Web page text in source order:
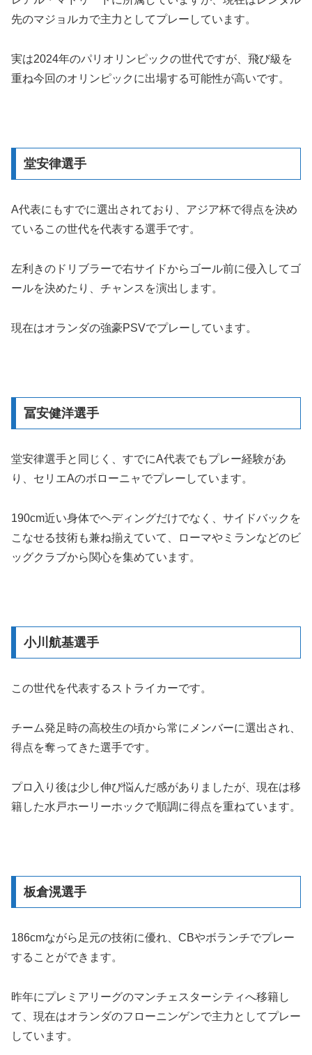
先のマジョルカで主力としてプレーしています。
実は2024年のパリオリンピックの世代ですが、飛び級を
重ね今回のオリンピックに出場する可能性が高いです。
堂安律選手
A代表にもすでに選出されており、アジア杯で得点を決め
ているこの世代を代表する選手です。
左利きのドリブラーで右サイドからゴール前に侵入してゴ
ールを決めたり、チャンスを演出します。
現在はオランダの強豪PSVでプレーしています。
冨安健洋選手
堂安律選手と同じく、すでにA代表でもプレー経験があ
り、セリエAのボローニャでプレーしています。
190cm近い身体でヘディングだけでなく、サイドバックを
こなせる技術も兼ね揃えていて、ローマやミランなどのビ
ッグクラブから関心を集めています。
小川航基選手
この世代を代表するストライカーです。
チーム発足時の高校生の頃から常にメンバーに選出され、
得点を奪ってきた選手です。
プロ入り後は少し伸び悩んだ感がありましたが、現在は移
籍した水戸ホーリーホックで順調に得点を重ねています。
板倉滉選手
186cmながら足元の技術に優れ、CBやボランチでプレー
することができます。
昨年にプレミアリーグのマンチェスターシティへ移籍し
て、現在はオランダのフローニンゲンで主力としてプレー
しています。